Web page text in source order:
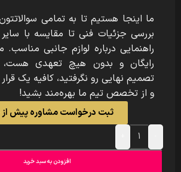
ما اینجا هستیم تا به تمامی
بررسی جزئیات فنی تا مقایسه با
راهنمایی درباره لوازم جانبی مناسب.
رایگان و بدون هیچ تعهدی
تصمیم نهایی رو نگرفتید، کافیه یک
و از تخصص تیم ما بهره‌مند بشید!
ثبت درخواست مشاوره پیش
افزودن به سبد خرید